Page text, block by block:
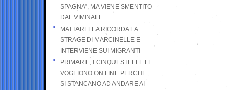
SPAGNA”, MA VIENE SMENTITO
DAL VIMINALE
MATTARELLA RICORDA LA
STRAGE DI MARCINELLE E
INTERVIENE SUI MIGRANTI
PRIMARIE; I CINQUESTELLE LE
VOGLIONO ON LINE PERCHE’
SI STANCANO AD ANDARE AI